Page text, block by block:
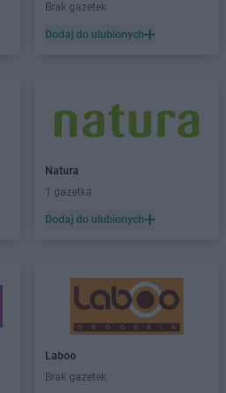
Brak gazetek
Dodaj do ulubionych
Natura
1 gazetka
Dodaj do ulubionych
Laboo
Brak gazetek